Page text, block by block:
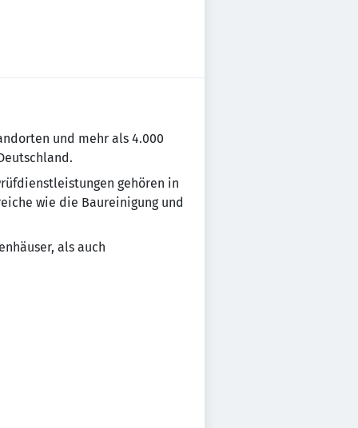
und mehr als 4.000
gehören in
wie die Baureinigung und
als auch